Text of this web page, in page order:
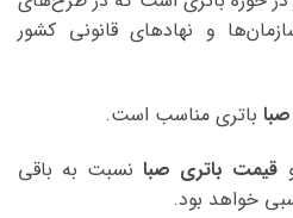
و نهادهای قانونی کشور
باتری مناسب است.
قیمت باتری صبانسبت به باقی
خواهد بود.